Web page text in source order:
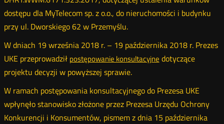
dostępu dla MyTelecom sp. z o.o., do nieruchomości i budynku
przy ul. Dworskiego 62 w Przemyślu.
W dniach 19 września 2018 r. – 19 października 2018 r. Prezes
UKE przeprowadził postępowanie konsultacyjneOtwórz
nowym
oknie
dotyczące
projektu decyzji w powyższej sprawie.
W ramach postępowania konsultacyjnego do Prezesa UKE
wpłynęło stanowisko złożone przez Prezesa Urzędu Ochrony
Konkurencji i Konsumentów, pismem z dnia 15 października